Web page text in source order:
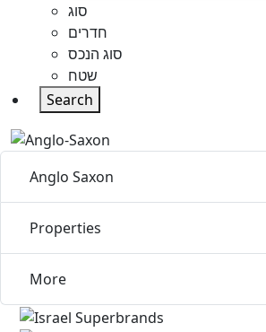
סוג
חדרים
סוג הנכס
שטח
Search
Anglo Saxon
Properties
More